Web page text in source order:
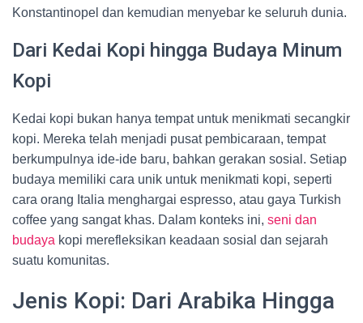
Konstantinopel dan kemudian menyebar ke seluruh dunia.
Dari Kedai Kopi hingga Budaya Minum
Kopi
Kedai kopi bukan hanya tempat untuk menikmati secangkir
kopi. Mereka telah menjadi pusat pembicaraan, tempat
berkumpulnya ide-ide baru, bahkan gerakan sosial. Setiap
budaya memiliki cara unik untuk menikmati kopi, seperti
cara orang Italia menghargai espresso, atau gaya Turkish
coffee yang sangat khas. Dalam konteks ini, seni dan
budaya kopi merefleksikan keadaan sosial dan sejarah
suatu komunitas.
Jenis Kopi: Dari Arabika Hingga